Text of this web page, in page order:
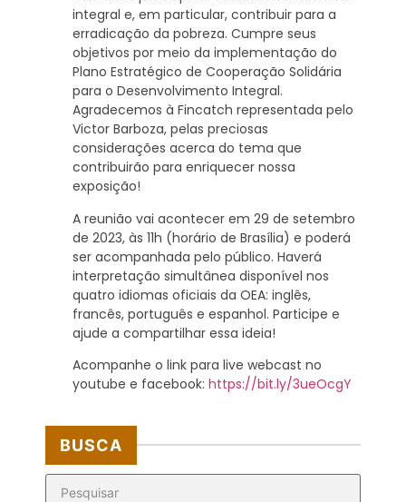
integral e, em particular, contribuir para a
erradicação da pobreza. Cumpre seus
objetivos por meio da implementação do
Plano Estratégico de Cooperação Solidária
para o Desenvolvimento Integral.
Agradecemos à Fincatch representada pelo
Victor Barboza, pelas preciosas
considerações acerca do tema que
contribuirão para enriquecer nossa
exposição!
A reunião vai acontecer em 29 de setembro
de 2023, às 11h (horário de Brasília) e poderá
ser acompanhada pelo público. Haverá
interpretação simultânea disponível nos
quatro idiomas oficiais da OEA: inglês,
francês, português e espanhol. Participe e
ajude a compartilhar essa ideia!
Acompanhe o link para live webcast no
youtube e facebook: https://bit.ly/3ueOcgY
BUSCA